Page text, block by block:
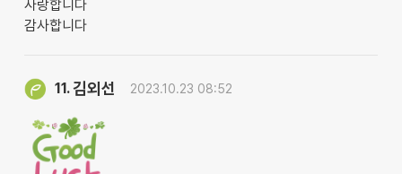
사랑합니다
감사합니다
11.김외선 2023.10.23 08:52